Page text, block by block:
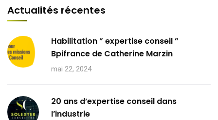
Actualités récentes
Habilitation ” expertise conseil ”
Bpifrance de Catherine Marzin
mai 22, 2024
20 ans d’expertise conseil dans
l’industrie